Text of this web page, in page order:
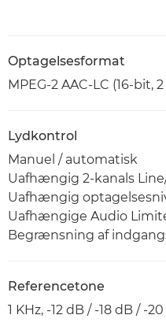
Optagelsesformat
MPEG-2 AAC-LC (16-bit,
Lydkontrol
Manuel / automatisk
Uafhængig 2-kanals
Uafhængig
Uafhængige Audio
Begrænsning af
Referencetone
1 KHz, -12 dB / -18 dB / -